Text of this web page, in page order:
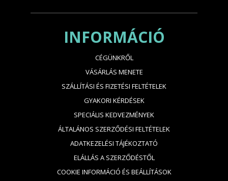
INFORMÁCIÓ
CÉGÜNKRŐL
VÁSÁRLÁS MENETE
SZÁLLÍTÁSI ÉS FIZETÉSI FELTÉTELEK
GYAKORI KÉRDÉSEK
SPECIÁLIS KEDVEZMÉNYEK
ÁLTALÁNOS SZERZŐDÉSI FELTÉTELEK
ADATKEZELÉSI TÁJÉKOZTATÓ
ELÁLLÁS A SZERZŐDÉSTŐL
COOKIE INFORMÁCIÓ ÉS BEÁLLÍTÁSOK